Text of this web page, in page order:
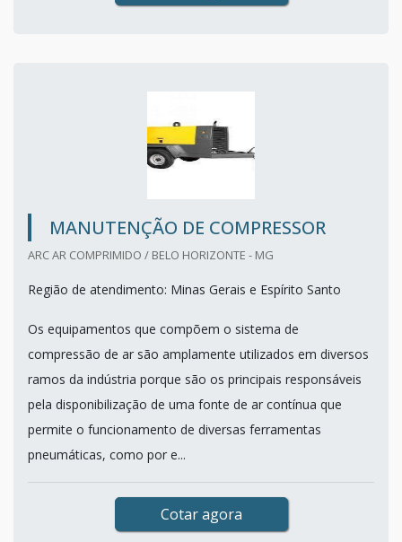
MANUTENÇÃO DE COMPRESSOR
ARC AR COMPRIMIDO / BELO HORIZONTE - MG
Região de atendimento: Minas Gerais e Espírito Santo
Os equipamentos que compõem o sistema de
compressão de ar são amplamente utilizados em diversos
ramos da indústria porque são os principais responsáveis
pela disponibilização de uma fonte de ar contínua que
permite o funcionamento de diversas ferramentas
pneumáticas, como por e...
Cotar agora